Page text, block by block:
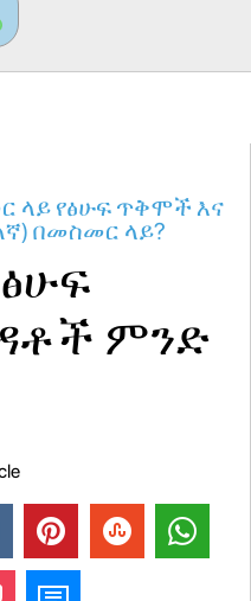
ላይ የፅሁፍ ጥቅሞች እና
በመስመር ላይ?
ምንድ